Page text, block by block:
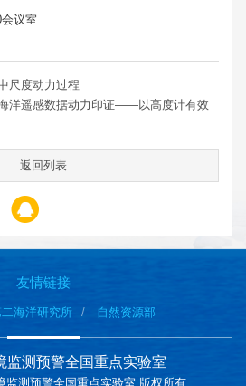
议室
尺度动力过程
洋遥感数据动力印证——以高度计有效
返回列表
友情链接
海洋研究所 自然资源部
监测预警全国重点实验室
测预警全国重点实验室 版权所有.